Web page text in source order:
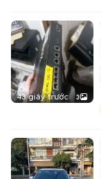
43 giây trước 3